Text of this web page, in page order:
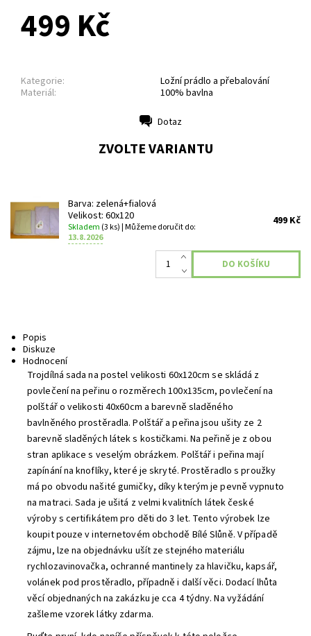
499 Kč
Kategorie:
Ložní prádlo a přebalování
Materiál:
100% bavlna
Dotaz
ZVOLTE VARIANTU
Barva: zelená+fialová
Velikost: 60x120
Skladem (3 ks)| Můžeme doručit do:
13.8.2026
499 Kč
Popis
Diskuze
Hodnocení
Trojdílná sada na postel velikosti 60x120cm se skládá z
povlečení na peřinu o rozměrech 100x135cm, povlečení na
polštář o velikosti 40x60cm a barevně sladěného
bavlněného prostěradla. Polštář a peřina jsou ušity ze 2
barevně sladěných látek s kostičkami. Na peřině je z obou
stran aplikace s veselým obrázkem. Polštář i peřina mají
zapínání na knoflíky, které je skryté. Prostěradlo s proužky
má po obvodu našité gumičky, díky kterým je pevně vypnuto
na matraci. Sada je ušitá z velmi kvalitních látek české
výroby s certifikátem pro děti do 3 let. Tento výrobek lze
koupit pouze v internetovém obchodě Bílé Slůně. V případě
zájmu, lze na objednávku ušít ze stejného materiálu
rychlozavinovačka, ochranné mantinely za hlavičku, kapsář,
volánek pod prostěradlo, případně i další věci. Dodací lhůta
věcí objednaných na zakázku je cca 4 týdny. Na vyžádání
zašleme vzorek látky zdarma.